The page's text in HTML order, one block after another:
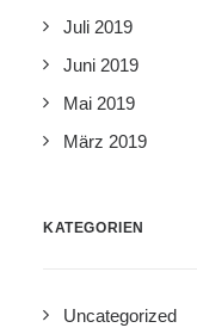
Juli 2019
Juni 2019
Mai 2019
März 2019
KATEGORIEN
Uncategorized